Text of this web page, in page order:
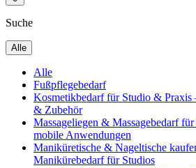
Suche
Alle
Alle
Fußpflegebedarf
Kosmetikbedarf für Studio & Praxis
& Zubehör
Massageliegen & Massagebedarf
mobile Anwendungen
Maniküretische & Nageltische
Manikürebedarf für Studios